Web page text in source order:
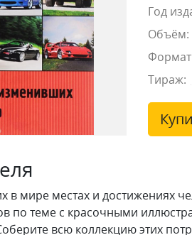
Год
Объём:
Тираж:
в мире местах и достижениях
по теме с красочными
всю коллекцию этих